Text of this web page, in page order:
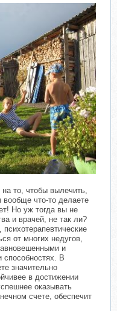
то, чтобы вылечить,
что-то делаете
Но уж тогда вы не
и врачей, не так ли?
от многих недугов,
и
способностях. В
значительно
в достижении
оказывать
счете, обеспечит